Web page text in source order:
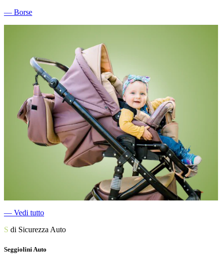
― Borse
― Vedi tutto
S di Sicurezza Auto
Seggiolini Auto